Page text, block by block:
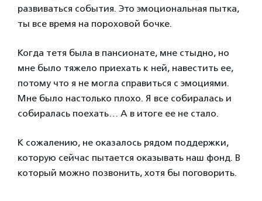
развиваться события. Это эмоциональная пытка,
ты все время на пороховой бочке.
Когда тетя была в пансионате, мне стыдно, но
мне было тяжело приехать к ней, навестить ее,
потому что я не могла справиться с эмоциями.
Мне было настолько плохо. Я все собиралась и
собиралась поехать… А в итоге ее не стало.
К сожалению, не оказалось рядом поддержки,
которую сейчас пытается оказывать наш фонд. В
который можно позвонить, хотя бы поговорить.